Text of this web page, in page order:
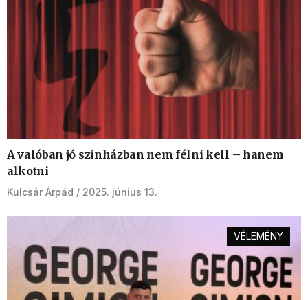
A valóban jó színházban nem félni kell – hanem
alkotni
Kulcsár Árpád 2025. június 13.
VÉLEMÉNY